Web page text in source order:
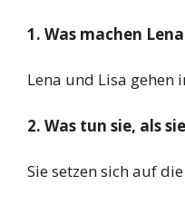
1. Was machen
Lena und Lisa gehen
2. Was tun sie, als
Sie setzen sich auf